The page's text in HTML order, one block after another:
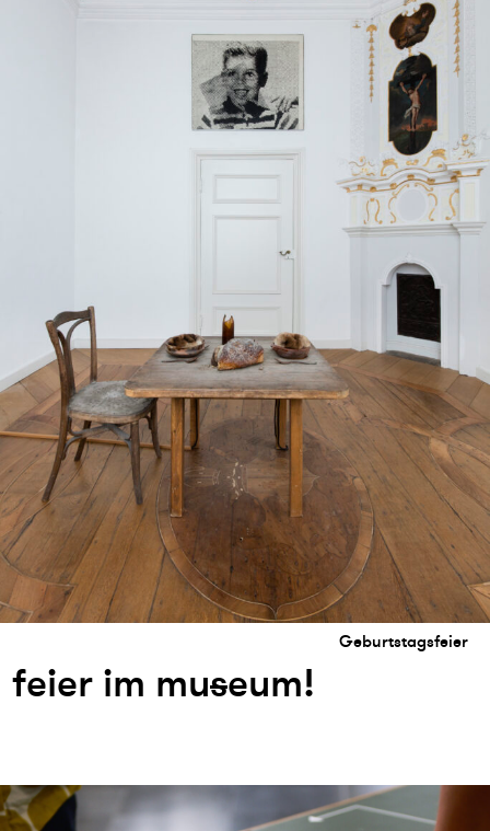
Geburtstagsfeier
feier im museum!